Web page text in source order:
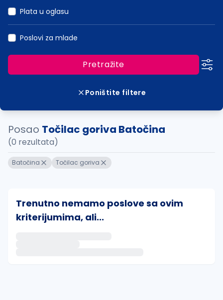
Plata u oglasu
Poslovi za mlade
Pretražite
Poništite filtere
Posao Točilac goriva Batočina
(0 rezultata)
Batočina Točilac goriva
Trenutno nemamo poslove sa ovim
kriterijumima, ali...